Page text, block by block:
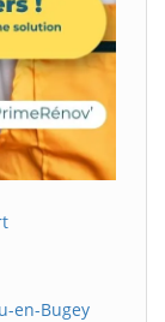
en-Bugey